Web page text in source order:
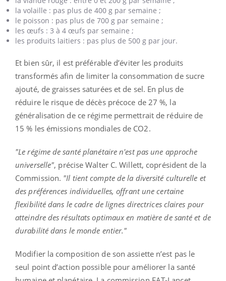
la volaille : pas plus de 400 g par semaine ;
le poisson : pas plus de 700 g par semaine ;
les œufs : 3 à 4 œufs par semaine ;
les produits laitiers : pas plus de 500 g par jour.
Et bien sûr, il est préférable d’éviter les produits
transformés afin de limiter la consommation de sucre
ajouté, de graisses saturées et de sel. En plus de
réduire le risque de décès précoce de 27 %, la
généralisation de ce régime permettrait de réduire de
15 % les émissions mondiales de CO2.
"Le régime de santé planétaire n'est pas une approche
universelle", précise Walter C. Willett, coprésident de la
Commission. "Il tient compte de la diversité culturelle et
des préférences individuelles, offrant une certaine
flexibilité dans le cadre de lignes directrices claires pour
atteindre des résultats optimaux en matière de santé et de
durabilité dans le monde entier."
Modifier la composition de son assiette n’est pas le
seul point d’action possible pour améliorer la santé